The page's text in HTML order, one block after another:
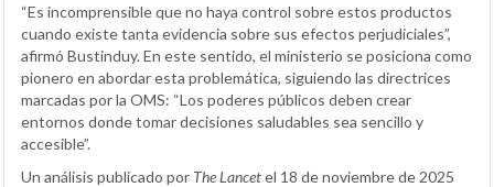
“Es incomprensible que no haya control sobre estos productos
cuando existe tanta evidencia sobre sus efectos perjudiciales”,
afirmó Bustinduy. En este sentido, el ministerio se posiciona como
pionero en abordar esta problemática, siguiendo las directrices
marcadas por la OMS: “Los poderes públicos deben crear
entornos donde tomar decisiones saludables sea sencillo y
accesible”.
Un análisis publicado por The Lancetel 18 de noviembre de 2025